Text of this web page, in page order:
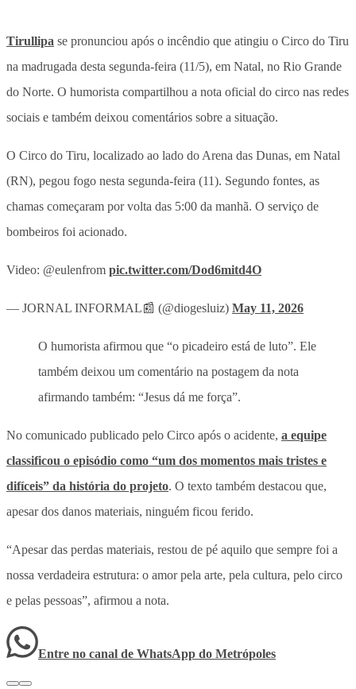
Tirullipa se pronunciou após o incêndio que atingiu o Circo do Tiru
na madrugada desta segunda-feira (11/5), em Natal, no Rio Grande
do Norte. O humorista compartilhou a nota oficial do circo nas redes
sociais e também deixou comentários sobre a situação.
O Circo do Tiru, localizado ao lado do Arena das Dunas, em Natal
(RN), pegou fogo nesta segunda-feira (11). Segundo fontes, as
chamas começaram por volta das 5:00 da manhã. O serviço de
bombeiros foi acionado.
Video: @eulenfrom pic.twitter.com/Dod6mitd4O
— JORNAL INFORMAL📰 (@diogesluiz) May 11, 2026
O humorista afirmou que “o picadeiro está de luto”. Ele
também deixou um comentário na postagem da nota
afirmando também: “Jesus dá me força”.
No comunicado publicado pelo Circo após o acidente, a equipe
classificou o episódio como “um dos momentos mais tristes e
difíceis” da história do projeto. O texto também destacou que,
apesar dos danos materiais, ninguém ficou ferido.
“Apesar das perdas materiais, restou de pé aquilo que sempre foi a
nossa verdadeira estrutura: o amor pela arte, pela cultura, pelo circo
e pelas pessoas”, afirmou a nota.
Entre no canal de WhatsApp do Metrópoles